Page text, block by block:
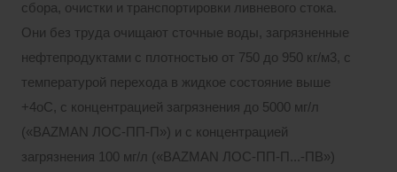
сбора, очистки и транспортировки ливневого стока.
Они без труда очищают сточные воды, загрязненные
нефтепродуктами с плотностью от 750 до 950 кг/м3, с
температурой перехода в жидкое состояние выше
+4оС, с концентрацией загрязнения до 5000 мг/л
(«BAZMAN ЛОС-ПП-П») и с концентрацией
загрязнения 100 мг/л («BAZMAN ЛОС-ПП-П...-ПВ»)